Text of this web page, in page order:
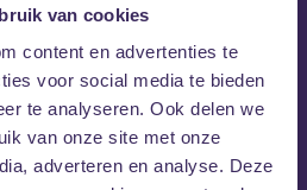
van cookies
content en advertenties te
voor social media te bieden
te analyseren. Ook delen we
van onze site met onze
adverteren en analyse. Deze